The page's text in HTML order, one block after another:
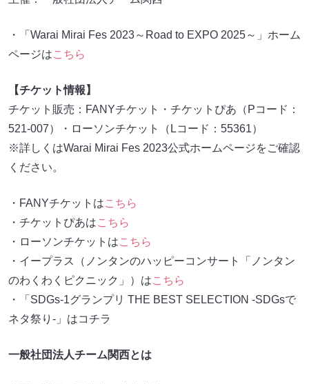
・「Warai Mirai Fes 2023～Road to EXPO 2025～」ホーム
ページはこちら
【チケット情報】
チケット販売：FANYチケット・チケットぴあ（Pコード：
521-007）・ローソンチケット（Lコード：55361）
※詳しくはWarai Mirai Fes 2023公式ホームページをご確認
ください。
・FANYチケットはこちら
・チケットぴあはこちら
・ローソンチケットはこちら
・イープラス（ノンタンのハッピーコンサート「ノンタン
のわくわくピクニック」）はこちら
・「SDGs-1グランプリ THE BEST SELECTION -SDGsで
ネタ祭り-」はコチラ
一般社団法人チーム関西とは